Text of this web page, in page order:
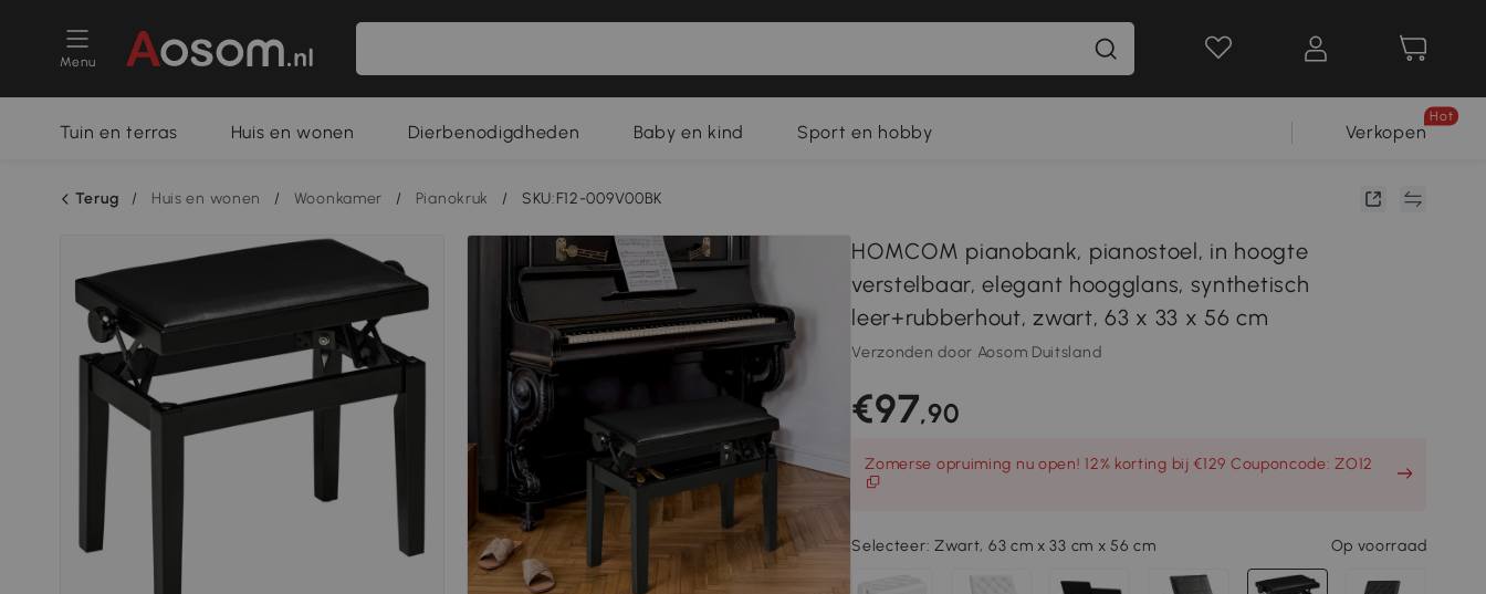
Menu
Tuin en terras Huis en wonen Dierbenodigdheden Baby en kind Sport en hobby Verkopen
Hot
Terug / Huis en wonen / Woonkamer / Pianokruk / SKU:F12-009V00BK
HOMCOM pianobank, pianostoel, in hoogte
verstelbaar, elegant hoogglans, synthetisch
leer+rubberhout, zwart, 63 x 33 x 56 cm
Verzonden door Aosom Duitsland
€97,90
Zomerse opruiming nu open! 12% korting bij €129 Couponcode: ZO12
Selecteer: Zwart, 63 cm x 33 cm x 56 cm Op voorraad